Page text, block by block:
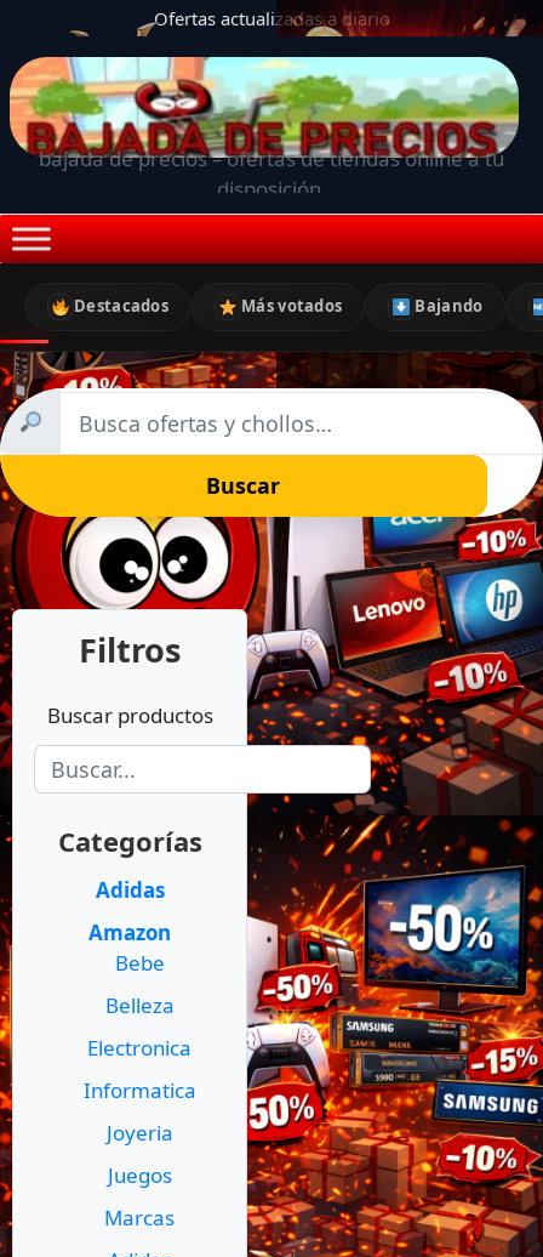
Ofertas actualizadas a diario
bajada de precios – ofertas de tiendas online a tu
disposición.
Destacados Más votados Bajando
Buscar
Filtros
Buscar productos
Categorías
Adidas
Amazon
Bebe
Belleza
Electronica
Informatica
Joyeria
Juegos
Marcas